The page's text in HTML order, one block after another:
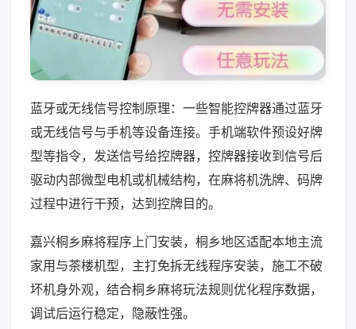
蓝牙或无线信号控制原理：一些智能控牌器通过蓝牙
或无线信号与手机等设备连接。手机端软件预设好牌
型等指令，发送信号给控牌器，控牌器接收到信号后
驱动内部微型电机或机械结构，在麻将机洗牌、码牌
过程中进行干预，达到控牌目的。
嘉兴桐乡麻将程序上门安装，桐乡地区适配本地主流
家用与茶楼机型，主打免拆无线程序安装，施工不破
坏机身外观，结合桐乡麻将玩法规则优化程序数据，
调试后运行稳定，隐蔽性强。